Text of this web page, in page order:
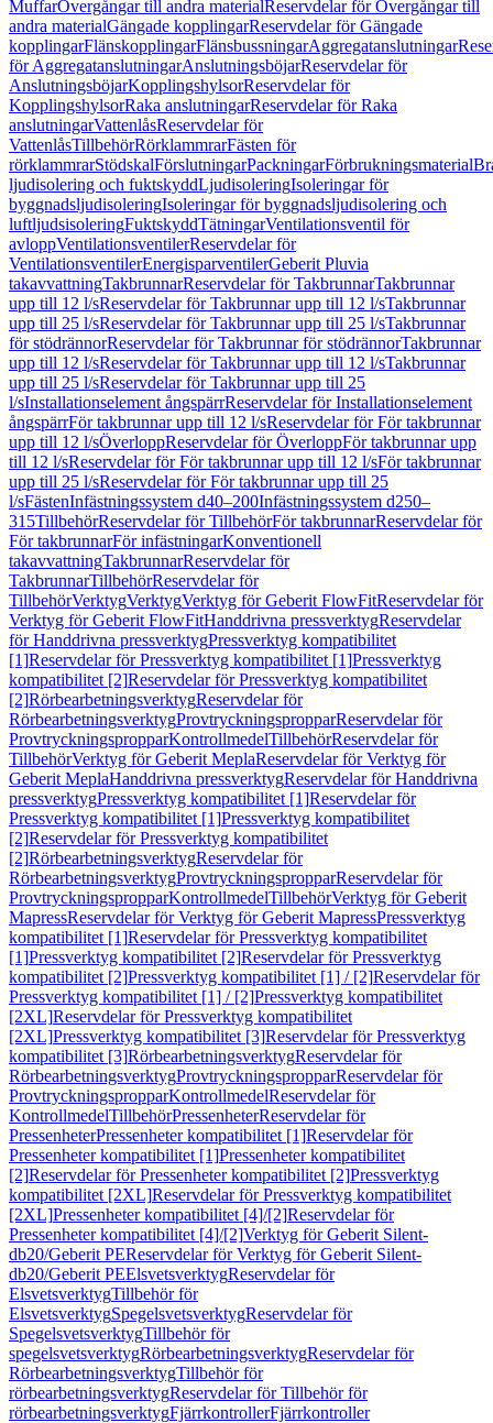
MuffarÖvergångar till andra materialReservdelar för Övergångar till
andra materialGängade kopplingarReservdelar för Gängade
kopplingarFlänskopplingarFlänsbussningarAggregatanslutningar
för AggregatanslutningarAnslutningsböjarReservdelar för
AnslutningsböjarKopplingshylsorReservdelar för
KopplingshylsorRaka anslutningarReservdelar för Raka
anslutningarVattenlåsReservdelar för
VattenlåsTillbehörRörklammrarFästen för
rörklammrarStödskalFörslutningarPackningarFörbrukningsmaterial
ljudisolering och fuktskyddLjudisoleringIsoleringar för
byggnadsljudisoleringIsoleringar för byggnadsljudisolering och
luftljudsisoleringFuktskyddTätningarVentilationsventil för
avloppVentilationsventilerReservdelar för
VentilationsventilerEnergisparventilerGeberit Pluvia
takavvattningTakbrunnarReservdelar för TakbrunnarTakbrunnar
upp till 12 l/sReservdelar för Takbrunnar upp till 12 l/sTakbrunnar
upp till 25 l/sReservdelar för Takbrunnar upp till 25 l/sTakbrunnar
för stödrännorReservdelar för Takbrunnar för stödrännorTakbrunnar
upp till 12 l/sReservdelar för Takbrunnar upp till 12 l/sTakbrunnar
upp till 25 l/sReservdelar för Takbrunnar upp till 25
l/sInstallationselement ångspärrReservdelar för Installationselement
ångspärrFör takbrunnar upp till 12 l/sReservdelar för För takbrunnar
upp till 12 l/sÖverloppReservdelar för ÖverloppFör takbrunnar upp
till 12 l/sReservdelar för För takbrunnar upp till 12 l/sFör takbrunnar
upp till 25 l/sReservdelar för För takbrunnar upp till 25
l/sFästenInfästningssystem d40–200Infästningssystem d250–
315TillbehörReservdelar för TillbehörFör takbrunnarReservdelar för
För takbrunnarFör infästningarKonventionell
takavvattningTakbrunnarReservdelar för
TakbrunnarTillbehörReservdelar för
TillbehörVerktygVerktygVerktyg för Geberit FlowFitReservdelar för
Verktyg för Geberit FlowFitHanddrivna pressverktygReservdelar
för Handdrivna pressverktygPressverktyg kompatibilitet
[1]Reservdelar för Pressverktyg kompatibilitet [1]Pressverktyg
kompatibilitet [2]Reservdelar för Pressverktyg kompatibilitet
[2]RörbearbetningsverktygReservdelar för
RörbearbetningsverktygProvtryckningspropparReservdelar för
ProvtryckningspropparKontrollmedelTillbehörReservdelar för
TillbehörVerktyg för Geberit MeplaReservdelar för Verktyg för
Geberit MeplaHanddrivna pressverktygReservdelar för Handdrivna
pressverktygPressverktyg kompatibilitet [1]Reservdelar för
Pressverktyg kompatibilitet [1]Pressverktyg kompatibilitet
[2]Reservdelar för Pressverktyg kompatibilitet
[2]RörbearbetningsverktygReservdelar för
RörbearbetningsverktygProvtryckningspropparReservdelar för
ProvtryckningspropparKontrollmedelTillbehörVerktyg för Geberit
MapressReservdelar för Verktyg för Geberit MapressPressverktyg
kompatibilitet [1]Reservdelar för Pressverktyg kompatibilitet
[1]Pressverktyg kompatibilitet [2]Reservdelar för Pressverktyg
kompatibilitet [2]Pressverktyg kompatibilitet [1] / [2]Reservdelar för
Pressverktyg kompatibilitet [1] / [2]Pressverktyg kompatibilitet
[2XL]Reservdelar för Pressverktyg kompatibilitet
[2XL]Pressverktyg kompatibilitet [3]Reservdelar för Pressverktyg
kompatibilitet [3]RörbearbetningsverktygReservdelar för
RörbearbetningsverktygProvtryckningspropparReservdelar för
ProvtryckningspropparKontrollmedelReservdelar för
KontrollmedelTillbehörPressenheterReservdelar för
PressenheterPressenheter kompatibilitet [1]Reservdelar för
Pressenheter kompatibilitet [1]Pressenheter kompatibilitet
[2]Reservdelar för Pressenheter kompatibilitet [2]Pressverktyg
kompatibilitet [2XL]Reservdelar för Pressverktyg kompatibilitet
[2XL]Pressenheter kompatibilitet [4]/[2]Reservdelar för
Pressenheter kompatibilitet [4]/[2]Verktyg för Geberit Silent-
db20/Geberit PEReservdelar för Verktyg för Geberit Silent-
db20/Geberit PEElsvetsverktygReservdelar för
ElsvetsverktygTillbehör för
ElsvetsverktygSpegelsvetsverktygReservdelar för
SpegelsvetsverktygTillbehör för
spegelsvetsverktygRörbearbetningsverktygReservdelar för
RörbearbetningsverktygTillbehör för
rörbearbetningsverktygReservdelar för Tillbehör för
rörbearbetningsverktygFjärrkontrollerFjärrkontroller